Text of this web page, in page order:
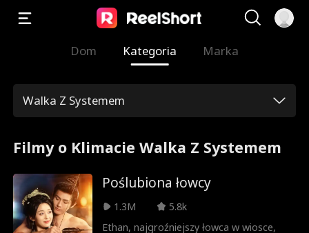
Dom Kategoria Marka
Walka Z Systemem
Filmy o Klimacie Walka Z Systemem
Poślubiona łowcy
1.3M
5.8k
Ethan, najgroźniejszy łowca w wiosce,